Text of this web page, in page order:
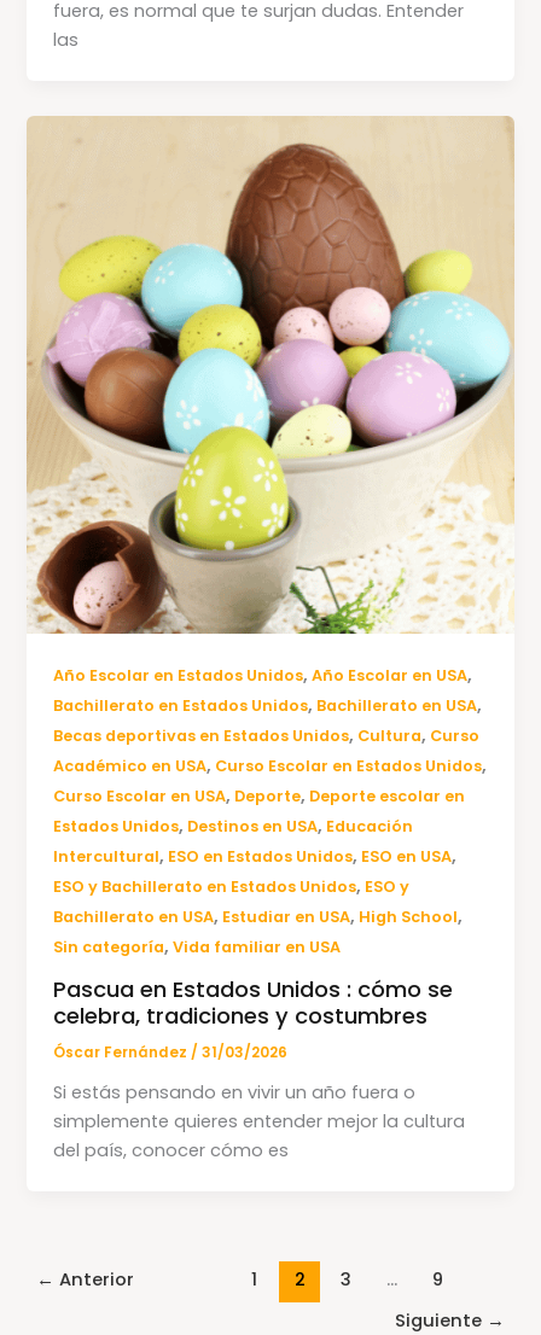
fuera, es normal que te surjan dudas. Entender
las
Año Escolar en Estados Unidos,Año Escolar en USA,
Bachillerato en Estados Unidos, Bachillerato en USA,
Becas deportivas en Estados Unidos, Cultura, Curso
Académico en USA, Curso Escolar en Estados Unidos,
Curso Escolar en USA, Deporte, Deporte escolar en
Estados Unidos, Destinos en USA, Educación
Intercultural, ESO en Estados Unidos, ESO en USA,
ESO y Bachillerato en Estados Unidos, ESO y
Bachillerato en USA, Estudiar en USA, High School,
Sin categoría,Vida familiar en USA
Pascua en Estados Unidos : cómo se
celebra, tradiciones y costumbres
Óscar Fernández /31/03/2026
Si estás pensando en vivir un año fuera o
simplemente quieres entender mejor la cultura
del país, conocer cómo es
← Anterior 1 2 3 …
9
Siguiente →